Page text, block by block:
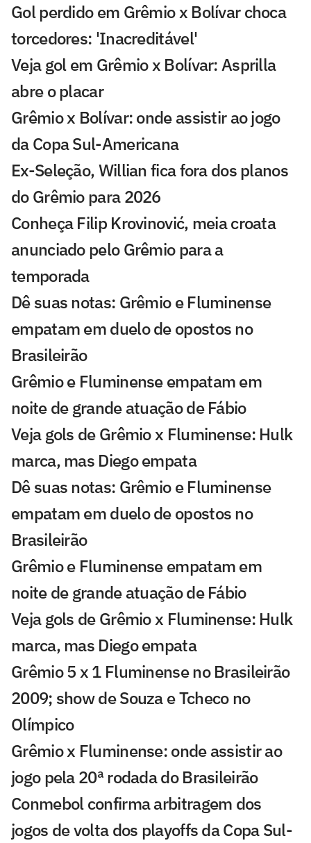
Gol perdido em Grêmio x Bolívar choca
torcedores: 'Inacreditável'
Veja gol em Grêmio x Bolívar: Asprilla
abre o placar
Grêmio x Bolívar: onde assistir ao jogo
da Copa Sul-Americana
Ex-Seleção, Willian fica fora dos planos
do Grêmio para 2026
Conheça Filip Krovinović, meia croata
anunciado pelo Grêmio para a
temporada
Dê suas notas: Grêmio e Fluminense
empatam em duelo de opostos no
Brasileirão
Grêmio e Fluminense empatam em
noite de grande atuação de Fábio
Veja gols de Grêmio x Fluminense: Hulk
marca, mas Diego empata
Dê suas notas: Grêmio e Fluminense
empatam em duelo de opostos no
Brasileirão
Grêmio e Fluminense empatam em
noite de grande atuação de Fábio
Veja gols de Grêmio x Fluminense: Hulk
marca, mas Diego empata
Grêmio 5 x 1 Fluminense no Brasileirão
2009; show de Souza e Tcheco no
Olímpico
Grêmio x Fluminense: onde assistir ao
jogo pela 20ª rodada do Brasileirão
Conmebol confirma arbitragem dos
jogos de volta dos playoffs da Copa Sul-